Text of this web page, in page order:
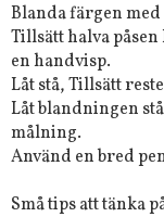
Blanda färgen
Tillsätt halva
en handvisp.
Låt stå, Tillsätt
Låt blandningen
målning.
Använd en bred
Små tips att tänka